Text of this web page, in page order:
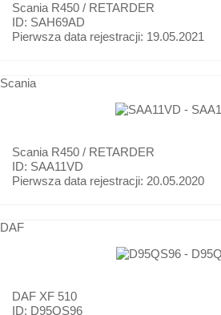
Scania R450 / RETARDER
ID: SAH69AD
Pierwsza data rejestracji: 19.05.2021
Scania
Scania R450 / RETARDER
ID: SAA11VD
Pierwsza data rejestracji: 20.05.2020
DAF
DAF XF 510
ID: D95QS96